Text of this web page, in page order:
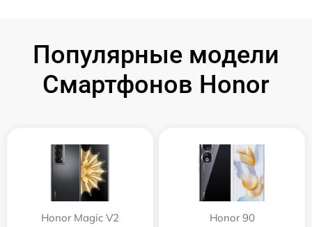
Популярные модели
Смартфонов Honor
Honor Magic V2 Honor 90